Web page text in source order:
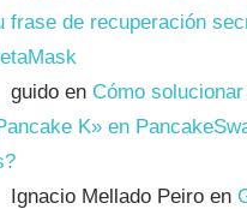
frase de recuperación
guidoen Cómo
K» en
Ignacio Mellado Peiroen